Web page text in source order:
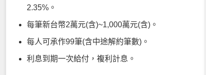
2.35%。
每筆新台幣2萬元(含)~1,000萬元(含)。
每人可承作99筆(含中途解約筆數)。
利息到期一次給付，複利計息。